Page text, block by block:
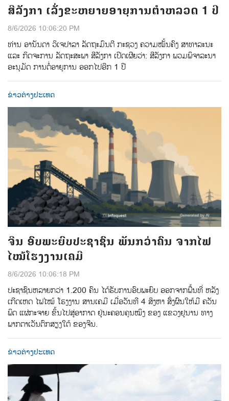
ສີລັງກາ ເລັ່ງຂະຫຍາຍອາຍຸການຕຳຫລວດ 1 ປີ
8/6/2026 10:06:20 PM
ທ່ານ ອານັນດາ ວິເຈປາລາ ລັດຖະມົນຕີ ກະຊວງ ຄວາມໝັ້ນຄົງ ສາທາລະນະ
ແລະ ກິດຈະການ ລັດຖະສະພາ ສີລັງກາ ເປີດເຜີຍວ່າ: ສີລັງກາ ພວມພິຈາລະນາ
ອະນຸມັດ ການຕໍ່ອາຍຸການ ອອກໄປອີກ 1 ປີ
ຂ່າວຕ່າງປະເທດ
ຈີນ ອົບພະຍົບປະຊາຊົນ ພັນກວ່າຄົນ ຈາກໄຟ
ໄໝ້ໂຮງງານເຄມີ
8/6/2026 10:06:18 PM
ປະຊາຊົນຫລາຍກວ່າ 1.200 ຄົນ ໄດ້ຮັບການອົບພະຍົບ ອອກຈາກພື້ນທີ່ ຫລັງ
ເກີດເຫດ ໄຟໄໝ້ ໂຮງງານ ສານເຄມີ ເມື່ອວັນທີ 4 ສິງຫາ ສົ່ງຜົນໃຫ້ມີ ຄວັນ
ພິດ ແຜ່ກະຈາຍ ຂິ້ນໄປສູ່ອາກາດ ຢູ່ນະຄອນຄຸນໝິງ ຂອງ ແຂວງຢູນານ ທາງ
ພາກຕາເວັນຕົກສຽງໃຕ້ ຂອງຈີນ.
ຂ່າວຕ່າງປະເທດ